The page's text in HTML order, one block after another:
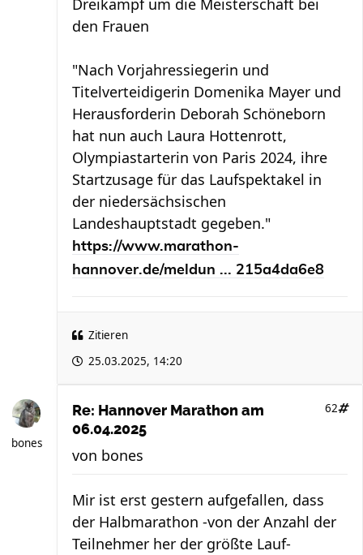
Dreikampf um die Meisterschaft bei
den Frauen
"Nach Vorjahressiegerin und
Titelverteidigerin Domenika Mayer und
Herausforderin Deborah Schöneborn
hat nun auch Laura Hottenrott,
Olympiastarterin von Paris 2024, ihre
Startzusage für das Laufspektakel in
der niedersächsischen
Landeshauptstadt gegeben."
https://www.marathon-
hannover.de/meldun ... 215a4da6e8
Zitieren
25.03.2025, 14:20
bones
Re: Hannover Marathon am
06.04.2025
62
von bones
Mir ist erst gestern aufgefallen, dass
der Halbmarathon -von der Anzahl der
Teilnehmer her der größte Lauf-